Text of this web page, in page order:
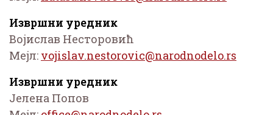
Извршни уредник
Војислав Несторовић
Мејл:
Извршни уредник
Јелена Попов